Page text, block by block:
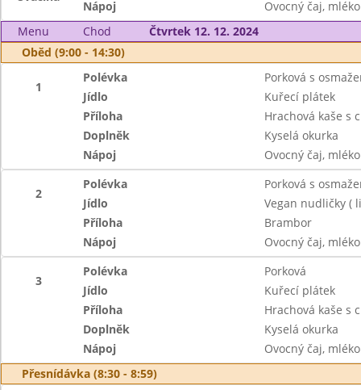
Nápoj
Ovocný čaj, mléko
Menu
Chod
Čtvrtek 12. 12. 2024
Oběd (9:00 - 14:30)
1
Polévka
Porková s
Jídlo
Kuřecí plátek
Příloha
Hrachová kaše s
Doplněk
Kyselá okurka
Nápoj
Ovocný čaj, mléko
2
Polévka
Porková s
Jídlo
Vegan nudličky (
Příloha
Brambor
Nápoj
Ovocný čaj, mléko
3
Polévka
Porková
Jídlo
Kuřecí plátek
Příloha
Hrachová kaše s
Doplněk
Kyselá okurka
Nápoj
Ovocný čaj, mléko
Přesnídávka (8:30 - 8:59)